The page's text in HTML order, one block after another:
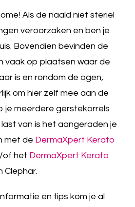
Als de naald niet steriel
veroorzaken en ben je
Bovendien bevinden de
vaak op plaatsen waar de
is en rondom de ogen,
om hier zelf mee aan de
je meerdere gerstekorrels
van is het aangeraden je
met de DermaXpert Kerato
of het DermaXpert Kerato
Clephar.
en tips kom je al